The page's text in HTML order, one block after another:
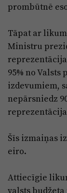
prombūtnē
Tāpat ar
Ministru
95% no
izdevumiem,
nepārsniedz
Šīs izmaiņas
eiro.
Attiecīgie
valsts